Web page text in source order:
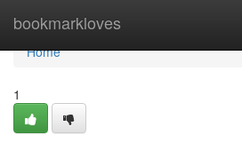
bookmarkloves
Home
Home
1